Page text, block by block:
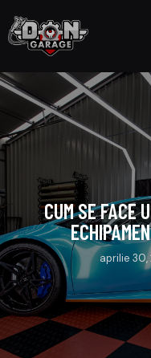
CUM SE FACE
aprilie 30,